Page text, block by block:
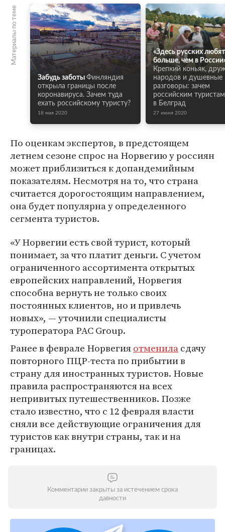
Материалы по теме
Забудь заботы Финляндия
открыла границы после
коронавируса. Зачем туда
ехать российскому туристу?
18 мая 2020
«Здесь русских любят
больше, чем в
Крепкий коньяк,
народов и душевные
разговоры: зачем
российским
в Белград
27 июня 2020
По оценкам экспертов, в предстоящем
летнем сезоне спрос на Норвегию у россиян
может приблизиться к допандемийным
показателям. Несмотря на то, что страна
считается дорогостоящим направлением,
она будет популярна у определенного
сегмента туристов.
«У Норвегии есть свой турист, который
понимает, за что платит деньги. С учетом
ограниченного ассортимента открытых
европейских направлений, Норвегия
способна вернуть не только своих
постоянных клиентов, но и привлечь
новых», — уточнили специалисты
туроператора PAC Group.
Ранее в феврале Норвегияотмениласдачу
повторного ПЦР-теста по прибытии в
страну для иностранных туристов. Новые
правила распространяются на всех
непривитых путешественников. Позже
стало известно, что с 12 февраля власти
сняли все действующие ограничения для
туристов как внутри страны, так и на
границах.
Комментарии закрыты за истечением срока
давности